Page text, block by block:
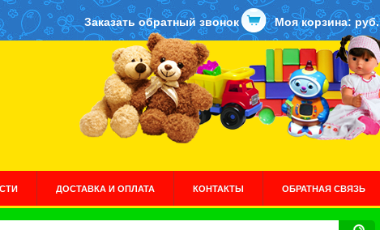
Заказать обратный звонок Моя корзина: руб.
ДОСТАВКА И ОПЛАТА КОНТАКТЫ ОБРАТНАЯ СВЯЗЬ